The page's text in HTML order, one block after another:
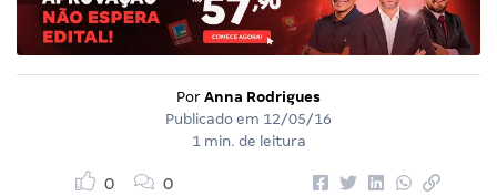
Por Anna Rodrigues
Publicado em 12/05/16
1 min. de leitura
0 0